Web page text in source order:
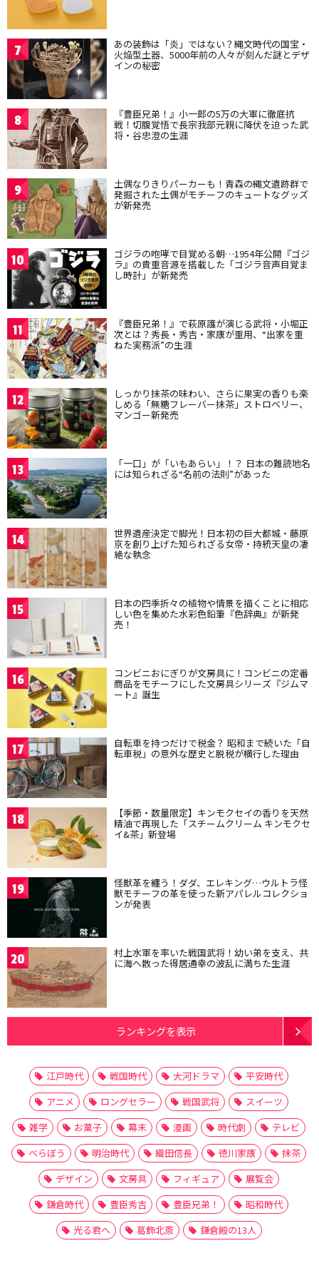
7 あの装飾は「炎」ではない？縄文時代の国宝・
火焔型土器、5000年前の人々が刻んだ謎とデザ
インの秘密
8 『豊臣兄弟！』小一郎の5万の大軍に徹底抗
戦！切腹覚悟で長宗我部元親に降伏を迫った武
将・谷忠澄の生涯
9 土偶なりきりパーカーも！青森の縄文遺跡群で
発掘された土偶がモチーフのキュートなグッズ
が新発売
10 ゴジラの咆哮で目覚める朝…1954年公開『ゴジ
ラ』の貴重音源を搭載した「ゴジラ音声目覚ま
し時計」が新発売
11 『豊臣兄弟！』で萩原護が演じる武将・小堀正
次とは？秀長・秀吉・家康が重用、“出家を重
ねた実務派”の生涯
12 しっかり抹茶の味わい、さらに果実の香りも楽
しめる「無糖フレーバー抹茶」ストロベリー、
マンゴー新発売
13 「一口」が「いもあらい」！？ 日本の難読地名
には知られざる“名前の法則”があった
14 世界遺産決定で脚光！日本初の巨大都城・藤原
京を創り上げた知られざる女帝・持統天皇の凄
絶な執念
15 日本の四季折々の植物や情景を描くことに相応
しい色を集めた水彩色鉛筆『色辞典』が新発
売！
16 コンビニおにぎりが文房具に！コンビニの定番
商品をモチーフにした文房具シリーズ『ジムマ
ート』誕生
17 自転車を持つだけで税金？ 昭和まで続いた「自
転車税」の意外な歴史と脱税が横行した理由
18 【季節・数量限定】キンモクセイの香りを天然
精油で再現した「スチームクリーム キンモクセ
イ&茶」新登場
19 怪獣革を纏う！ダダ、エレキング…ウルトラ怪
獣モチーフの革を使った新アパレルコレクショ
ンが発表
20 村上水軍を率いた戦国武将！幼い弟を支え、共
に海へ散った得居通幸の波乱に満ちた生涯
ランキングを表示
江戸時代 戦国時代 大河ドラマ
平安時代
アニメ
ロングセラー 戦国武将
スイーツ
雑学
お菓子 幕末 漫画 時代劇
テレビ
べらぼう
明治時代 織田信長 徳川家康
抹茶
デザイン
文房具 フィギュア
展覧会
鎌倉時代
豊臣秀吉 豊臣兄弟！
昭和時代
光る君へ
葛飾北斎 鎌倉殿の13人